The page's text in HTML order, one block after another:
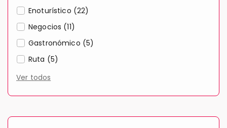
Enoturístico (22)
Negocios (11)
Gastronómico (5)
Ruta (5)
Ver todos